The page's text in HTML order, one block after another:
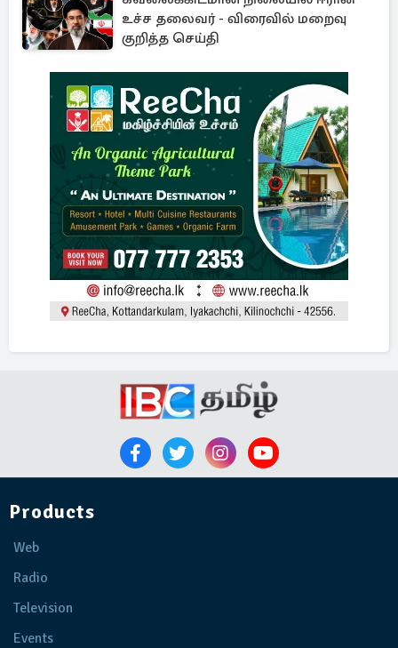
உச்ச தலைவர் - விரைவில் மறைவு
குறித்த செய்தி
Products
Web
Radio
Television
Events